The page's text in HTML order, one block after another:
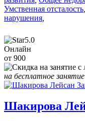
Умственная отсталость
нарушения
5.0
Онлайн
от 900
на бесплатное занятие
Шакирова